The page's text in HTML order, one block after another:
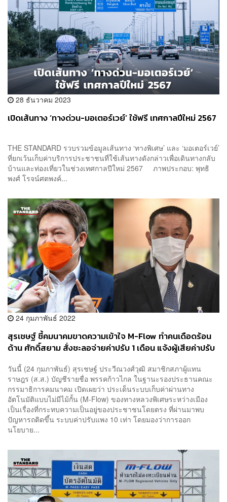
28 ธันวาคม 2023
เปิดเส้นทาง ‘ทางด่วน-มอเตอร์เวย์’ ใช้ฟรี เทศกาลปีใหม่ 2567
THE STANDARD รวบรวมข้อมูลเส้นทาง ‘ทางพิเศษ’ และ ‘มอเตอร์เวย์’
ที่ยกเว้นเก็บค่าบริการประชาชนที่ใช้เส้นทางดังกล่าวเพื่อเดินทางกลับ
บ้านและท่องเที่ยวในช่วงเทศกาลปีใหม่ 2567 ภาพประกอบ: พุทธิ
พงศ์ โรจน์ศตพงค์...
24 กุมภาพันธ์ 2022
สุรเชษฐ์ ชี้คมนาคมขาดความเข้าใจ M-Flow ทำคนเดือดร้อน
ด้าน ศักดิ์สยาม สั่งชะลอจ่ายค่าปรับ 1 เดือน แจ้งผู้เสียค่าปรับ
วันนี้ (24 กุมภาพันธ์) สุรเชษฐ์ ประวีณวงศ์วุฒิ สมาชิกสภาผู้แทน
ราษฎร (ส.ส.) บัญชีรายชื่อ พรรคก้าวไกล ในฐานะรองประธานคณะ
กรรมาธิการคมนาคม เปิดเผยว่า ประเด็นระบบเก็บค่าผ่านทาง
อัตโนมัติแบบไม่มีไม้กั้น (M-Flow) ของทางหลวงพิเศษระหว่างเมือง
เป็นเรื่องที่กระทบความเป็นอยู่ของประชาชนโดยตรง ที่ผ่านมาพบ
ปัญหารถติดขึ้น ระบบค่าปรับแพง 10 เท่า โดยมองว่าการออก
นโยบาย...